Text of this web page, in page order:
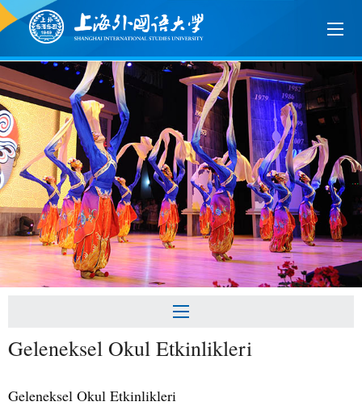
Geleneksel Okul Etkinlikleri
Geleneksel Okul Etkinlikleri